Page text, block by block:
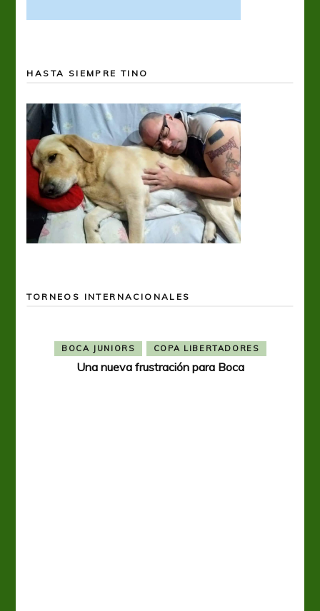
HASTA SIEMPRE TINO
TORNEOS INTERNACIONALES
BOCA JUNIORS COPA LIBERTADORES
Una nueva frustración para Boca